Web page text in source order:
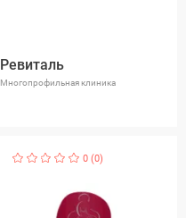
Ревиталь
Многопрофильная клиника
0 (0)